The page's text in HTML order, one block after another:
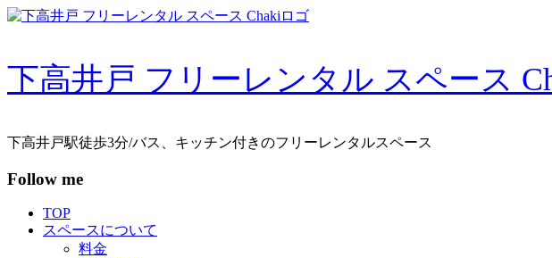
コ
ン
ツ
キ
プ
下高井戸 フリーレンタル スペース
下高井戸駅徒歩3分/バス、キッチン付きのフリーレンタルスペース
Follow me
TOP
スペースについて
料金